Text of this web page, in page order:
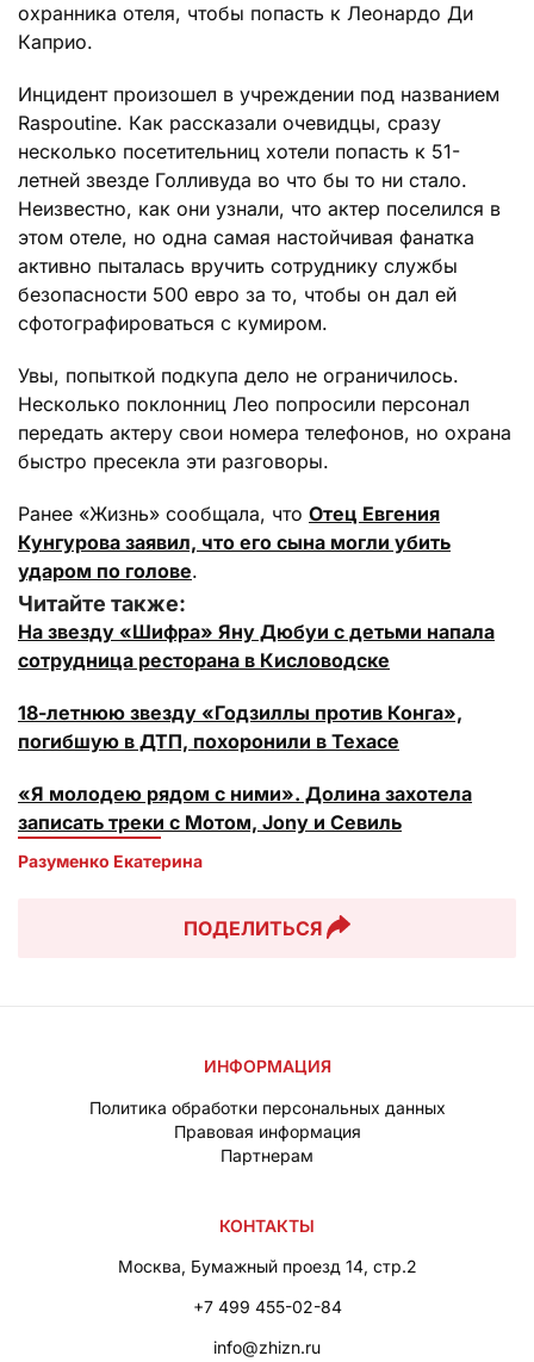
охранника отеля, чтобы попасть к Леонардо Ди
Каприо.
Инцидент произошел в учреждении под названием
Raspoutine. Как рассказали очевидцы, сразу
несколько посетительниц хотели попасть к 51-
летней звезде Голливуда во что бы то ни стало.
Неизвестно, как они узнали, что актер поселился в
этом отеле, но одна самая настойчивая фанатка
активно пыталась вручить сотруднику службы
безопасности 500 евро за то, чтобы он дал ей
сфотографироваться с кумиром.
Увы, попыткой подкупа дело не ограничилось.
Несколько поклонниц Лео попросили персонал
передать актеру свои номера телефонов, но охрана
быстро пресекла эти разговоры.
Ранее «Жизнь» сообщала, что Отец Евгения
Кунгурова заявил, что его сына могли убить
ударом по голове.
Читайте также:
На звезду «Шифра» Яну Дюбуи с детьми напала
сотрудница ресторана в Кисловодске
18-летнюю звезду «Годзиллы против Конга»,
погибшую в ДТП, похоронили в Техасе
«Я молодею рядом с ними». Долина захотела
записать треки с Мотом, Jony и Севиль
Разуменко Екатерина
ПОДЕЛИТЬСЯ
ИНФОРМАЦИЯ
Политика обработки персональных данных
Правовая информация
Партнерам
КОНТАКТЫ
Москва, Бумажный проезд 14, стр.2
+7 499 455-02-84
info@zhizn.ru